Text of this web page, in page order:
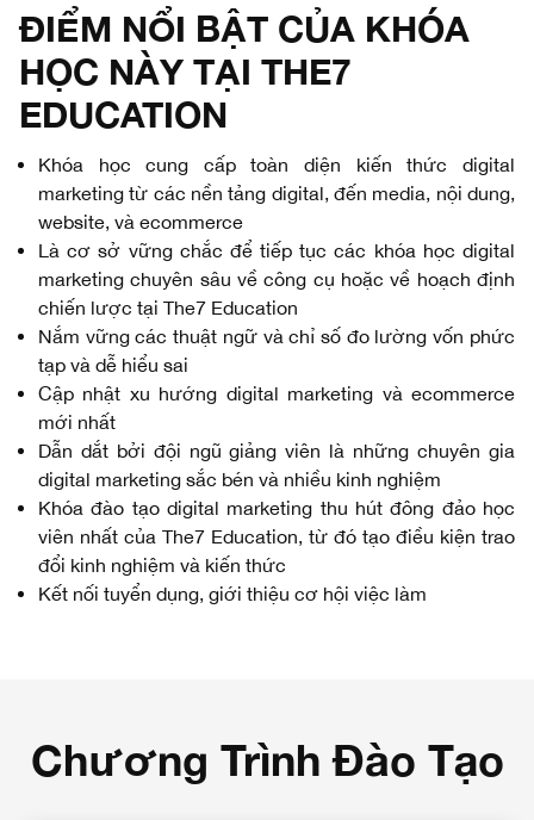
ĐIỂM NỔI BẬT CỦA KHÓA
HỌC NÀY TẠI THE7
EDUCATION
Khóa học cung cấp toàn diện kiến thức digital
marketing từ các nền tảng digital, đến media, nội dung,
website, và ecommerce
Là cơ sở vững chắc để tiếp tục các khóa học digital
marketing chuyên sâu về công cụ hoặc về hoạch định
chiến lược tại The7 Education
Nắm vững các thuật ngữ và chỉ số đo lường vốn phức
tạp và dễ hiểu sai
Cập nhật xu hướng digital marketing và ecommerce
mới nhất
Dẫn dắt bởi đội ngũ giảng viên là những chuyên gia
digital marketing sắc bén và nhiều kinh nghiệm
Khóa đào tạo digital marketing thu hút đông đảo học
viên nhất của The7 Education, từ đó tạo điều kiện trao
đổi kinh nghiệm và kiến thức
Kết nối tuyển dụng, giới thiệu cơ hội việc làm
Chương Trình Đào Tạo